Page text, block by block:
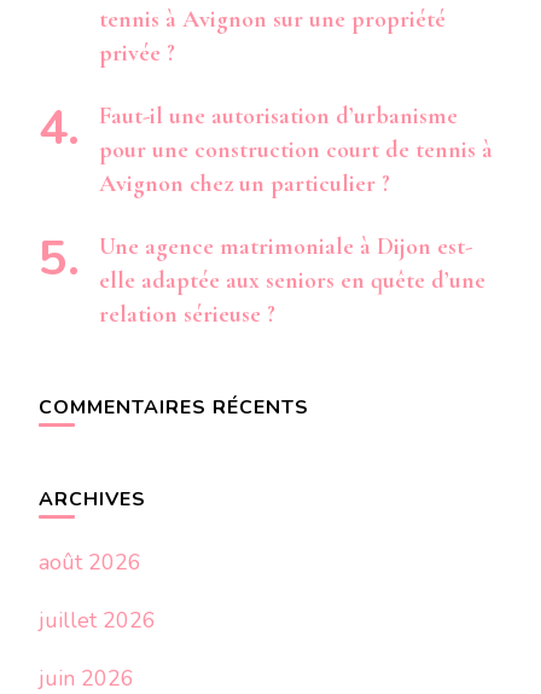
tennis à Avignon sur une propriété
privée ?
Faut-il une autorisation d’urbanisme
pour une construction court de tennis à
Avignon chez un particulier ?
Une agence matrimoniale à Dijon est-
elle adaptée aux seniors en quête d’une
relation sérieuse ?
COMMENTAIRES RÉCENTS
ARCHIVES
août 2026
juillet 2026
juin 2026